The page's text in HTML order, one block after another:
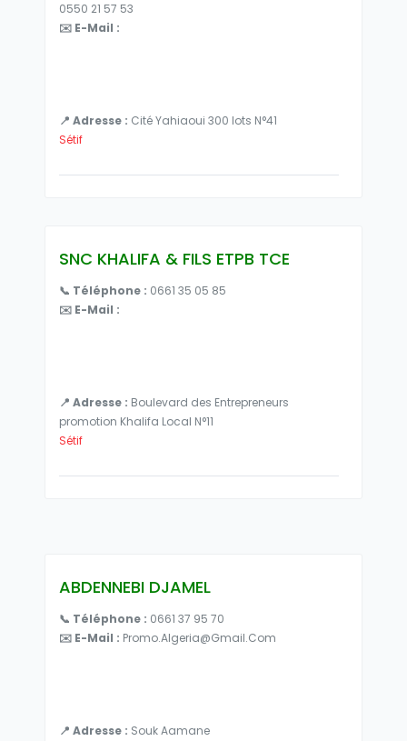
0550 21 57 53
✉️ E-Mail :
📍 Adresse : Cité Yahiaoui 300 lots N°41
Sétif
SNC KHALIFA & FILS ETPB TCE
📞 Téléphone : 0661 35 05 85
✉️ E-Mail :
📍 Adresse : Boulevard des Entrepreneurs
promotion Khalifa Local N°11
Sétif
ABDENNEBI DJAMEL
📞 Téléphone : 0661 37 95 70
✉️ E-Mail : Promo.algeria@gmail.Com
📍 Adresse : Souk Aamane